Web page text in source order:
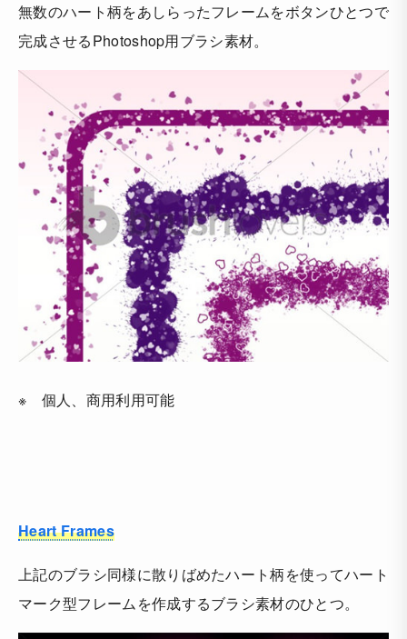
無数のハート柄をあしらったフレームをボタンひとつで
完成させるPhotoshop用ブラシ素材。
※ 個人、商用利用可能
Heart Frames
上記のブラシ同様に散りばめたハート柄を使ってハート
マーク型フレームを作成するブラシ素材のひとつ。